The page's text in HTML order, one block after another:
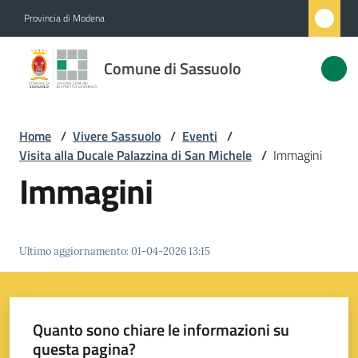
Provincia di Modena
Comune di Sassuolo
Comune
di
Servizi
Vivere
Sassuolo
Menu selezionato
Home / Vivere Sassuolo / Eventi /
Visita alla Ducale Palazzina di San Michele / Immagini
Immagini
Ultimo aggiornamento:01-04-2026 13:15
Quanto sono chiare le informazioni su
questa pagina?